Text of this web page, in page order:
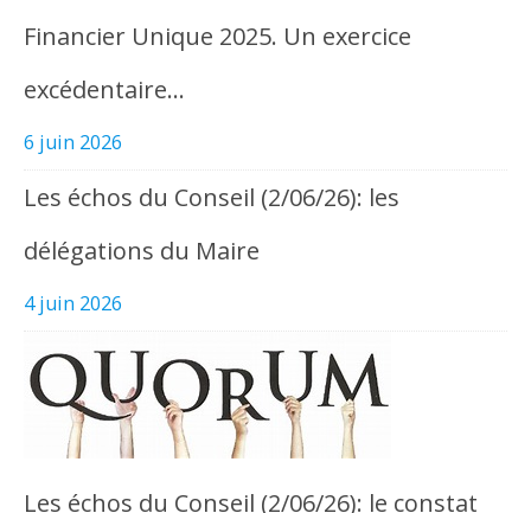
Financier Unique 2025. Un exercice
excédentaire…
6 juin 2026
Les échos du Conseil (2/06/26): les
délégations du Maire
4 juin 2026
Les échos du Conseil (2/06/26): le constat